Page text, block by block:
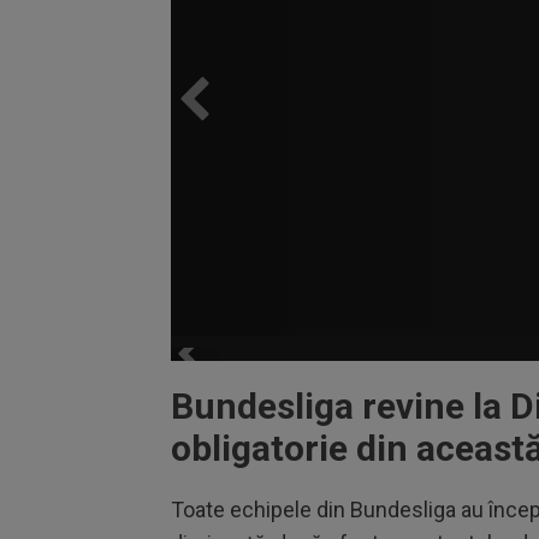
Bundesliga revine la
obligatorie din
Toate echipele din Bundesliga au